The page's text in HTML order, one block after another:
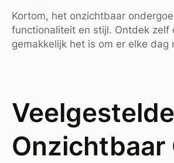
Kortom, het onzichtbaar
functionaliteit en stijl. Ontdek zelf
gemakkelijk het is om er elke
Onzichtbaar